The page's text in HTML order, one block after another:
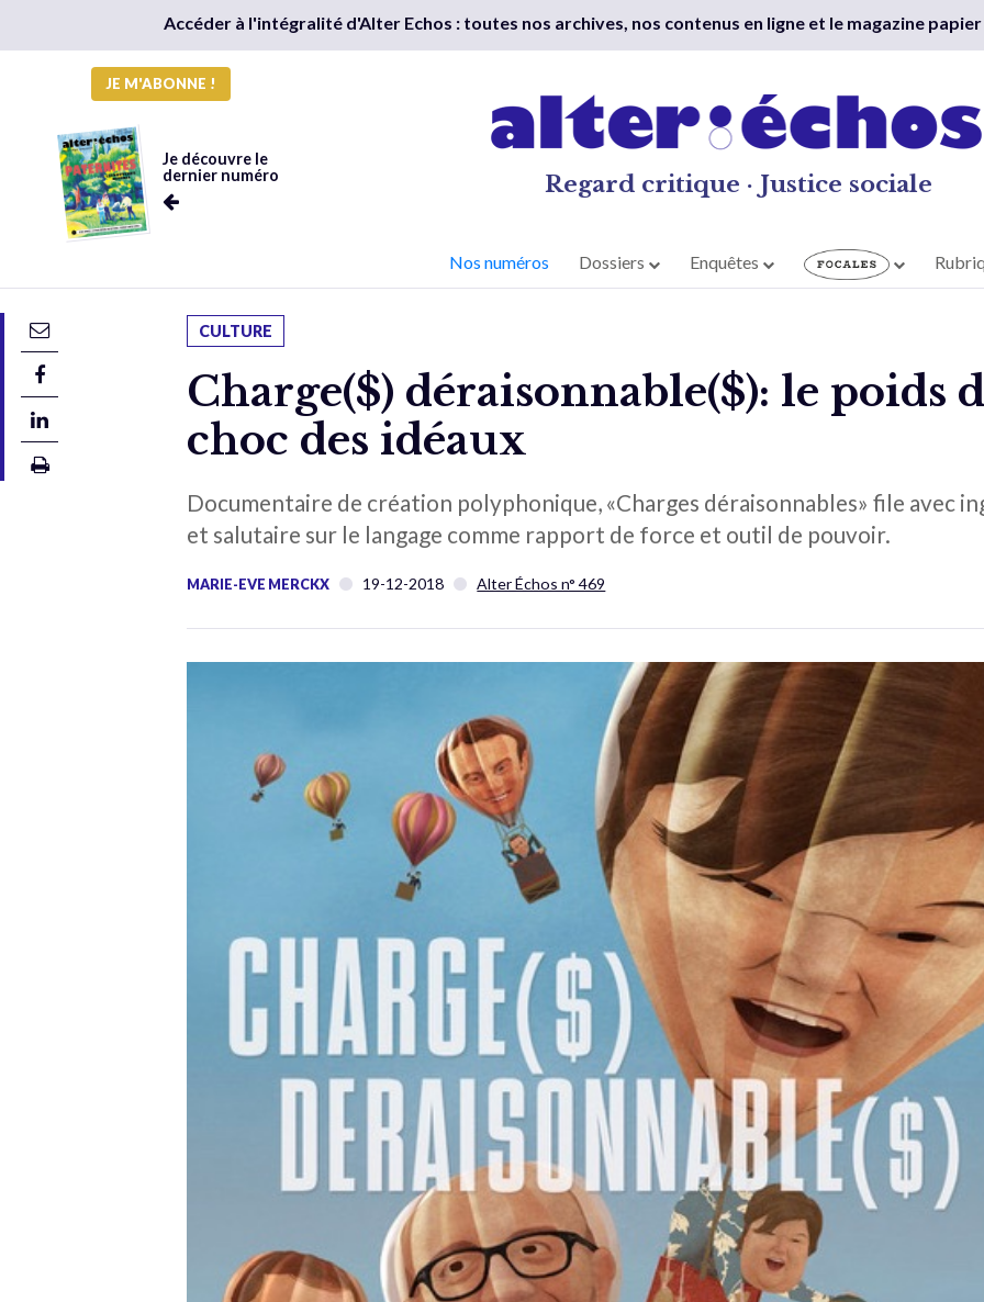
Accéder à l'intégralité d'Alter Echos : toutes nos archives, nos contenus en ligne et le magazine papier
JE M'ABONNE !
Je découvre le
dernier numéro
Regard critique · Justice sociale
Nos numéros Dossiers Enquêtes
CULTURE
Charge($) déraisonnable($): le poids
choc des idéaux
Documentaire de création polyphonique, «Charges déraisonnables» file avec
et salutaire sur le langage comme rapport de force et outil de pouvoir.
MARIE-EVE MERCKX 19-12-2018 Alter Échos n° 469